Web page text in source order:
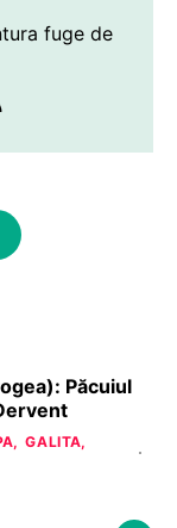
fuge de
Păcuiul
GALITA